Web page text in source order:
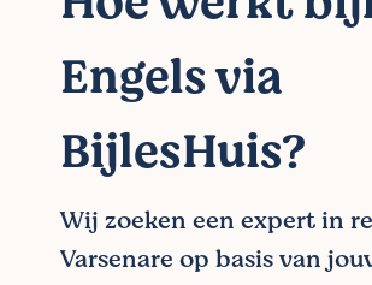
Engels via
BijlesHuis?
Wij zoeken een expert in
Varsenare op basis van